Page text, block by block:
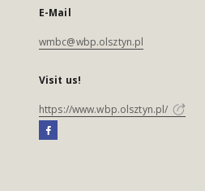
E-Mail
wmbc@wbp.olsztyn.pl
Visit us!
https://www.wbp.olsztyn.pl/